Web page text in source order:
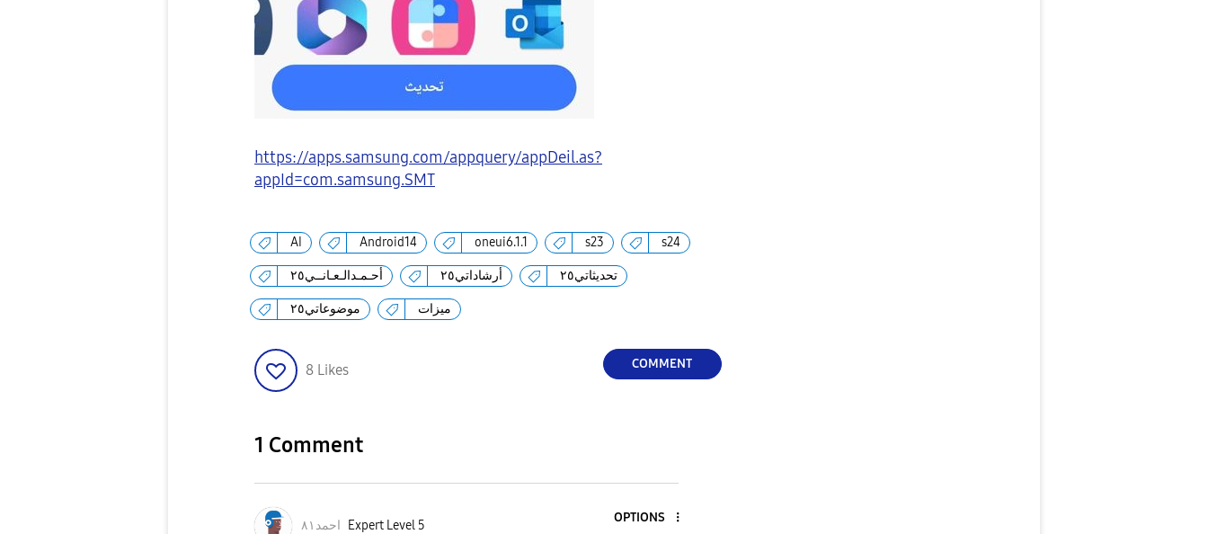
https://apps.samsung.com/appquery/appDeil.as?
appId=com.samsung.SMT
AI Android14 oneui6.1.1 s23 s24
أحـمـدالـعـانــي٢٥ أرشاداتي٢٥ تحديثاتي٢٥
موضوعاتي٢٥ ميزات
8 Likes COMMENT
1 Comment
احمد٨١ Expert Level 5
OPTIONS